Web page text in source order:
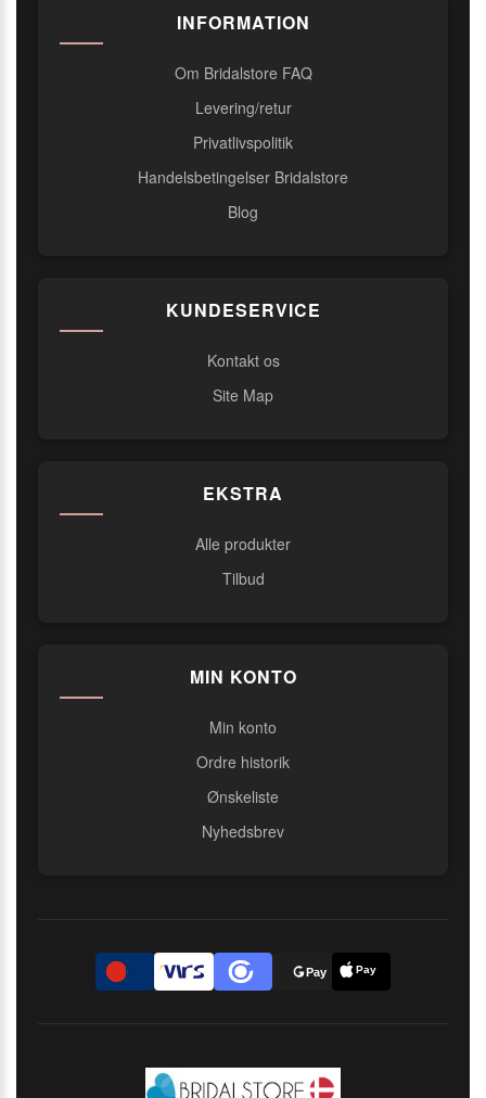
INFORMATION
Om Bridalstore FAQ
Levering/retur
Privatlivspolitik
Handelsbetingelser Bridalstore
Blog
KUNDESERVICE
Kontakt os
Site Map
EKSTRA
Alle produkter
Tilbud
MIN KONTO
Min konto
Ordre historik
Ønskeliste
Nyhedsbrev
D Pay Pay